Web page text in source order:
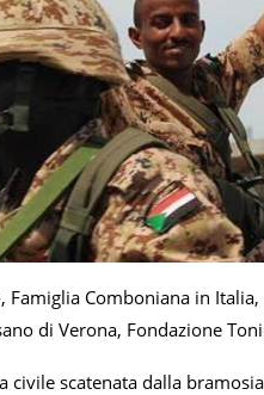
Famiglia Comboniana in
di Verona, Fondazione
scatenata dalla